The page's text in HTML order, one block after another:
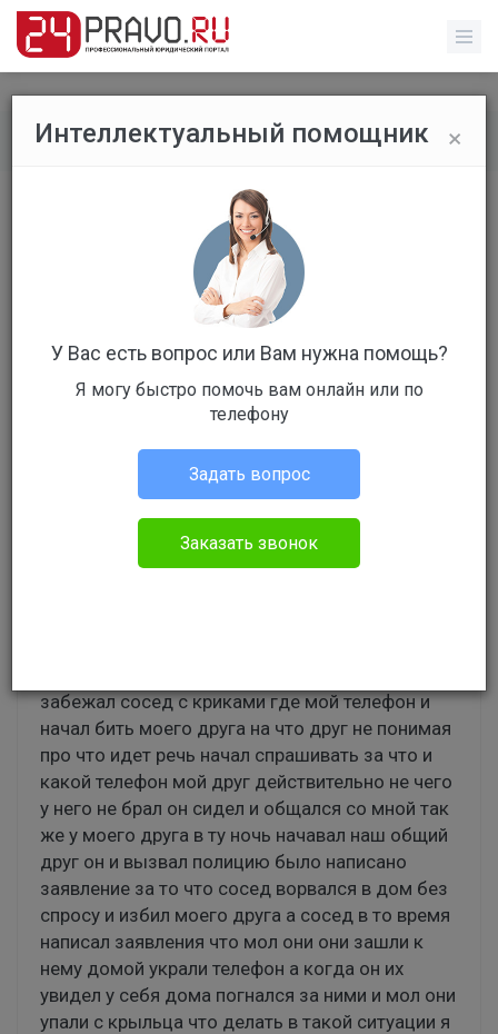
Все вопросы / Уголовное право
что теперь делать?
Вопрос уже решен
Здравствуйте,заранее извиняюсь что пишу без
забежал сосед с криками где мой телефон и
начал бить моего друга на что друг не понимая
про что идет речь начал спрашивать за что и
какой телефон мой друг действительно не чего
у него не брал он сидел и общался со мной так
же у моего друга в ту ночь начавал наш общий
друг он и вызвал полицию было написано
заявление за то что сосед ворвался в дом без
спросу и избил моего друга а сосед в то время
написал заявления что мол они они зашли к
нему домой украли телефон а когда он их
увидел у себя дома погнался за ними и мол они
упали с крыльца что делать в такой ситуации я
×
Интеллектуальный помощник
У Вас есть вопрос или Вам нужна помощь?
Я могу быстро помочь вам онлайн или по
телефону
Задать вопрос
Заказать звонок